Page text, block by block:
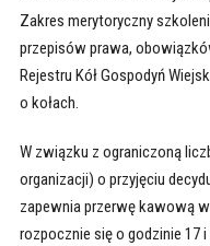
Zakres merytoryczny
przepisów prawa,
Rejestru Kół Gospodyń
o kołach.
W związku z ograniczoną
organizacji) o przyjęciu
zapewnia przerwę kawową
rozpocznie się o godzinie 17